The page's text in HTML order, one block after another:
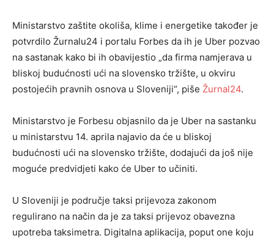
Ministarstvo zaštite okoliša, klime i energetike također je
potvrdilo Žurnalu24 i portalu Forbes da ih je Uber pozvao
na sastanak kako bi ih obavijestio „da firma namjerava u
bliskoj budućnosti ući na slovensko tržište, u okviru
postojećih pravnih osnova u Sloveniji“, piše Žurnal24.
Ministarstvo je Forbesu objasnilo da je Uber na sastanku
u ministarstvu 14. aprila najavio da će u bliskoj
budućnosti ući na slovensko tržište, dodajući da još nije
moguće predvidjeti kako će Uber to učiniti.
U Sloveniji je područje taksi prijevoza zakonom
regulirano na način da je za taksi prijevoz obavezna
upotreba taksimetra. Digitalna aplikacija, poput one koju